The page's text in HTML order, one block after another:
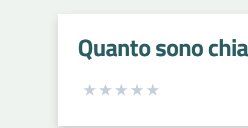
Quanto sono
Seleziona una valutazione da